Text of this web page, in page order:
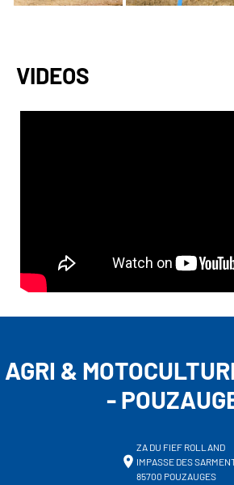
VIDEOS
AGRI &
-
ZA DU FIEF ROLLAND
IMPASSE DES
85700 POUZAUGES